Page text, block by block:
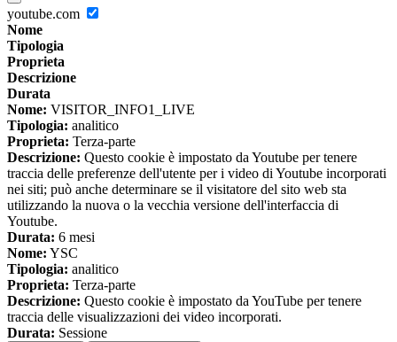
youtube.com
Nome
Tipologia
Proprieta
Descrizione
Durata
Nome: VISITOR_INFO1_LIVE
Tipologia: analitico
Proprieta: Terza-parte
Descrizione: Questo cookie è impostato da Youtube per tenere
traccia delle preferenze dell'utente per i video di Youtube incorporati
nei siti; può anche determinare se il visitatore del sito web sta
utilizzando la nuova o la vecchia versione dell'interfaccia di
Youtube.
Durata: 6 mesi
Nome: YSC
Tipologia: analitico
Proprieta: Terza-parte
Descrizione: Questo cookie è impostato da YouTube per tenere
traccia delle visualizzazioni dei video incorporati.
Durata: Sessione